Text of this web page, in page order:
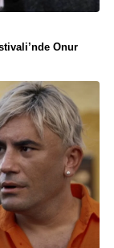
Onur